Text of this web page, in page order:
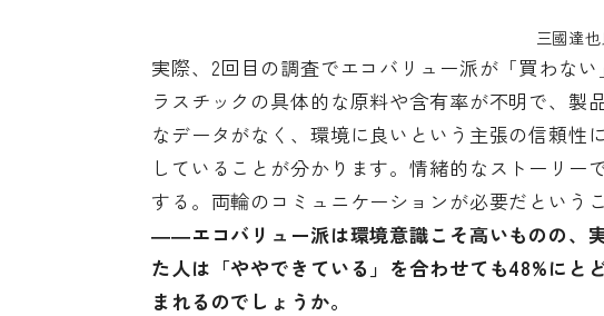
三國達
実際、2回目の調査でエコバリュー派が「買わな
ラスチックの具体的な原料や含有率が不明で、製
なデータがなく、環境に良いという主張の信頼性
していることが分かります。情緒的なストーリ
する。両輪のコミュニケーションが必要だというこ
――エコバリュー派は環境意識こそ高いものの、
た人は「ややできている」を合わせても48%にと
まれるのでしょうか。